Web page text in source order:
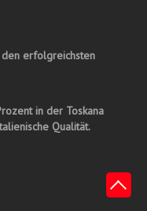
den erfolgreichsten
in der Toskana
Qualität.